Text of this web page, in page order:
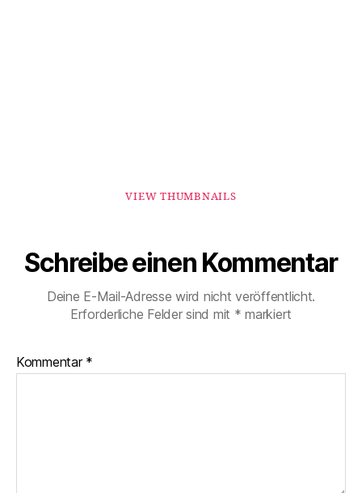
VIEW THUMBNAILS
Schreibe einen Kommentar
Deine E-Mail-Adresse wird nicht veröffentlicht.
Erforderliche Felder sind mit * markiert
Kommentar *